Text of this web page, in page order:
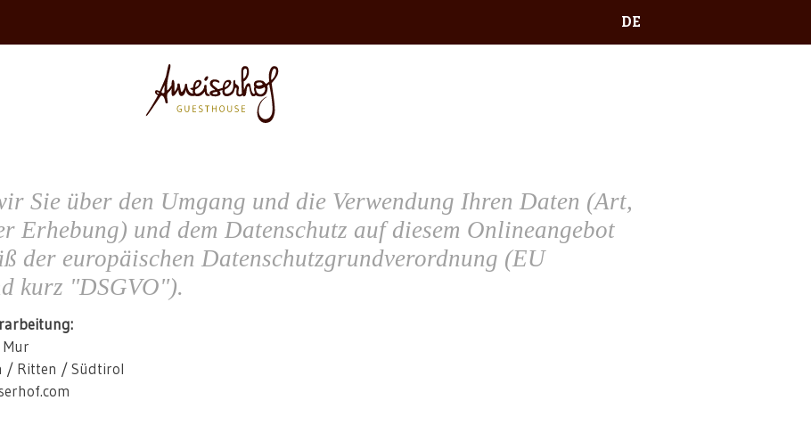
DE
Sie über den Umgang und die Verwendung Ihren Daten (Art,
Erhebung) und dem Datenschutz auf diesem Onlineangebot
der europäischen Datenschutzgrundverordnung (EU
kurz "DSGVO").
Mur
/ Ritten / Südtirol